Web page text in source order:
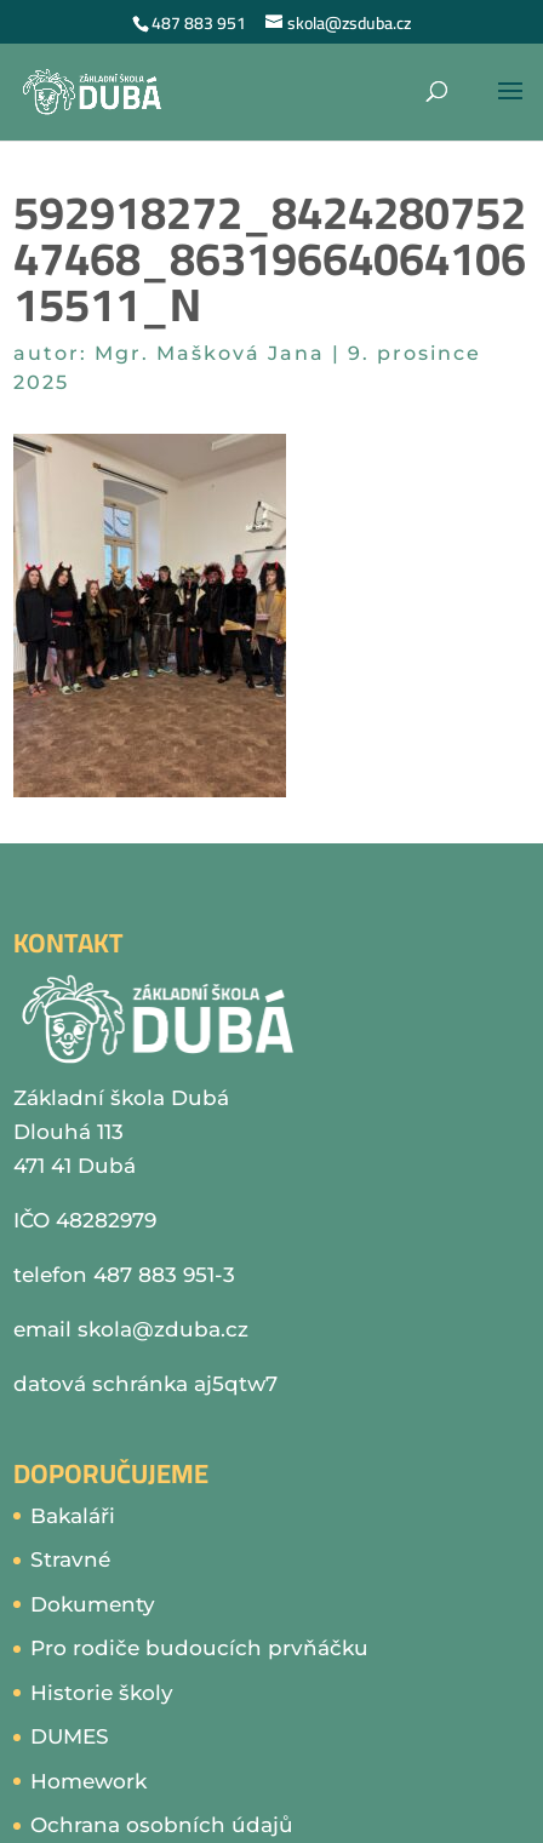
487 883 951 skola@zsduba.cz
592918272_8424280752
47468_86319664064106
15511_N
autor: Mgr. Mašková Jana |9. prosince
2025
KONTAKT
Základní škola Dubá
Dlouhá 113
471 41 Dubá
IČO 48282979
telefon 487 883 951-3
emailskola@zduba.cz
datová schránka aj5qtw7
DOPORUČUJEME
Bakaláři
Stravné
Dokumenty
Pro rodiče budoucích prvňáčku
Historie školy
DUMES
Homework
Ochrana osobních údajů